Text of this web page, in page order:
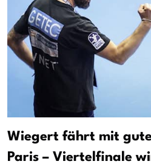
Wiegert fährt mit
Paris – Viertelfinale